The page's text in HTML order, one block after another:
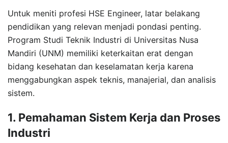
Untuk meniti profesi HSE Engineer, latar belakang
pendidikan yang relevan menjadi pondasi penting.
Program Studi Teknik Industri di Universitas Nusa
Mandiri (UNM) memiliki keterkaitan erat dengan
bidang kesehatan dan keselamatan kerja karena
menggabungkan aspek teknis, manajerial, dan analisis
sistem.
1. Pemahaman Sistem Kerja dan Proses
Industri